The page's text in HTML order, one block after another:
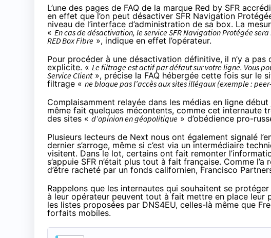
L’une des pages de FAQ de la marque Red by SFR
en effet que l’on peut désactiver SFR Navigation
niveau de l’interface d’administration de sa box. La
« En cas de désactivation, le service SFR Navigation Protégée
RED Box Fibre », indique en effet l’opérateur.
Pour procéder à une désactivation définitive, il n’y a pas
explicite. « Le filtrage est actif par défaut sur votre ligne. Vous
Service Client», précise la FAQ hébergée cette fois sur le
filtrage « ne bloque pas l’accès aux sites illégaux (exemple :
Complaisamment relayée dans les médias en ligne
même fait quelques mécontents, comme cet internaute
des sites « d’opinion en géopolitique » d’obédience pro-
Plusieurs lecteurs de Next nous ont également signalé
dernier s’arroge, même si c’est via un intermédiaire
visitent. Dans le lot, certains ont fait remonter
s’appuie SFR n’était plus tout à fait française. Comme l’a
d’être racheté par un fonds californien, Francisco
Rappelons que les internautes qui souhaitent se
à leur opérateur peuvent tout à fait mettre en place leur
les listes proposées par DNS4EU, celles-là même que
forfaits mobiles.